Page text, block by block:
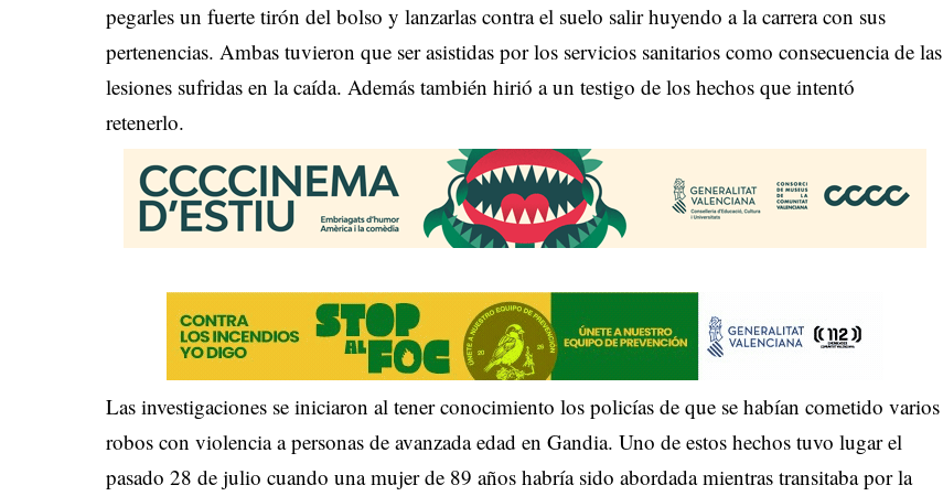
pegarles un fuerte tirón del bolso y lanzarlas contra el suelo salir huyendo a la carrera con sus
pertenencias. Ambas tuvieron que ser asistidas por los servicios sanitarios como consecuencia de las
lesiones sufridas en la caída. Además también hirió a un testigo de los hechos que intentó
retenerlo.
Las investigaciones se iniciaron al tener conocimiento los policías de que se habían cometido varios
robos con violencia a personas de avanzada edad en Gandia. Uno de estos hechos tuvo lugar el
pasado 28 de julio cuando una mujer de 89 años habría sido abordada mientras transitaba por la